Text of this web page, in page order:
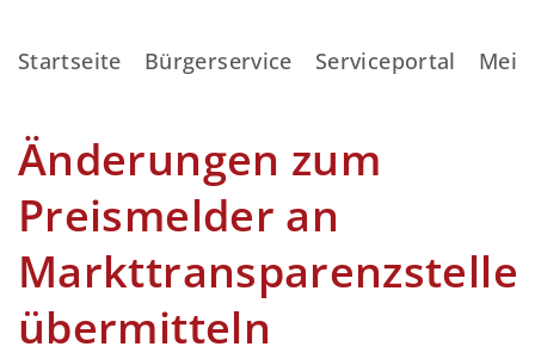
Startseite Bürgerservice Serviceportal
Änderungen zum
Preismelder an
Markttransparenzstelle
übermitteln